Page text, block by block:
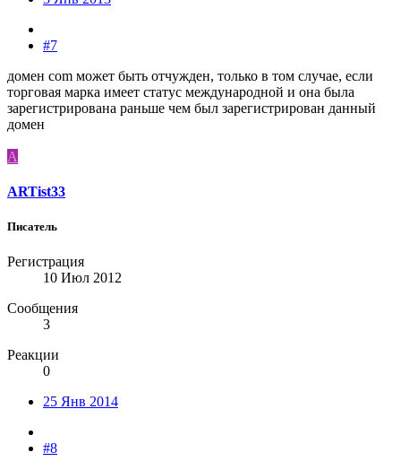
#7
домен com может быть отчужден, только в том случае, если
торговая марка имеет статус международной и она была
зарегистрирована раньше чем был зарегистрирован данный
домен
A
ARTist33
Писатель
Регистрация
10 Июл 2012
Сообщения
3
Реакции
0
25 Янв 2014
#8